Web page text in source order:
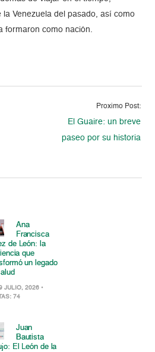
la Venezuela del pasado, así como
formaron como nación.
Proximo Post:
El Guaire: un breve
paseo por su historia
Ana
Francisca
de León: la
que
un legado
JULIO, 2026 •
74
Juan
Bautista
El León de la